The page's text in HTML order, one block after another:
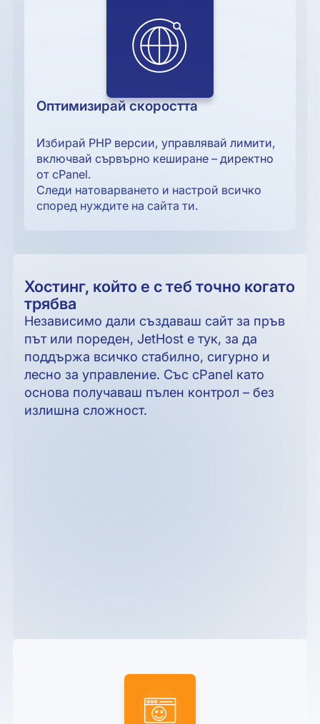
Оптимизирай скоростта
Избирай PHP версии, управлявай лимити,
включвай сървърно кеширане – директно
от cPanel.
Следи натоварването и настрой всичко
според нуждите на сайта ти.
Хостинг, който е с теб точно когато
трябва
Независимо дали създаваш сайт за пръв
път или пореден, JetHost е тук, за да
поддържа всичко стабилно, сигурно и
лесно за управление. Със cPanel като
основа получаваш пълен контрол – без
излишна сложност.